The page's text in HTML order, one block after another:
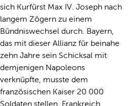
sich Kurfürst Max IV. Joseph nach
langem Zögern zu einem
Bündniswechsel durch. Bayern,
das mit dieser Allianz für beinahe
zehn Jahre sein Schicksal mit
demjenigen Napoleons
verknüpfte, musste dem
französischen Kaiser 20 000
Soldaten stellen. Frankreich